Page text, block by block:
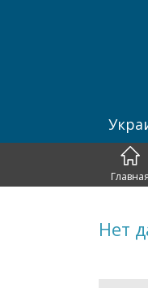
Главная
Нет